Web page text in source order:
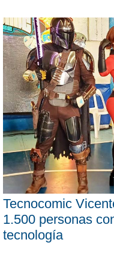
Tecnocomic
1.500 personas
tecnología